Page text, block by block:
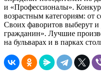
и «Профессионалы».
возрастным категориям: от
Своих фаворитов выберут
гражданин». Лучшие
на бульварах и в парках